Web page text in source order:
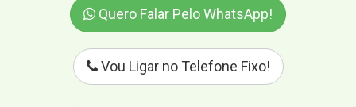
Quero Falar Pelo WhatsApp!
Vou Ligar no Telefone Fixo!